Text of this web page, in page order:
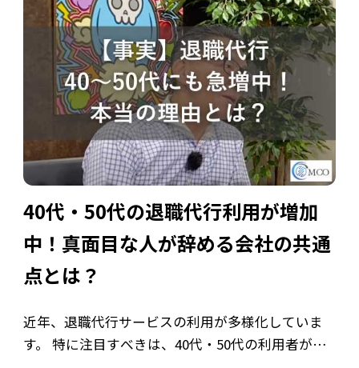
メントを困難にする「やばい部下」の特徴かも
[…]
40代・50代の退職代行利用が増加
中！真面目な人が辞める会社の共通
点とは？
近年、退職代行サービスの利用が多様化していま
す。 特に注目すべきは、40代・50代の利用者が増